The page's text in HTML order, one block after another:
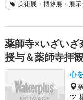
美術展・博物展・展示
薬師寺×いざい
授与＆薬師寺拝
心